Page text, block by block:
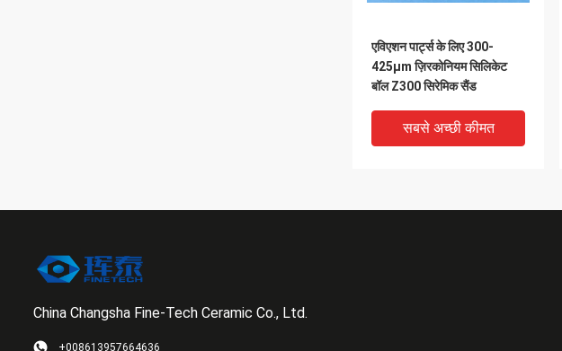
एविएशन पार्ट्स के लिए 300-
425μm ज़िरकोनियम सिलिकेट
बॉल Z300 सिरेमिक सैंड
सबसे अच्छी कीमत
China Changsha Fine-Tech Ceramic Co., Ltd.
+008613957664636